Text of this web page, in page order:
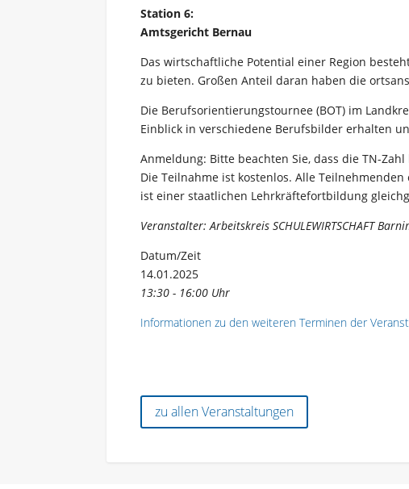
Station 6:
Amtsgericht Bernau
Das wirtschaftliche Potential einer Region
zu bieten. Großen Anteil daran haben die
Die Berufsorientierungstournee (BOT) im
Einblick in verschiedene Berufsbilder erhalten
Anmeldung: Bitte beachten Sie, dass die TN-
Die Teilnahme ist kostenlos. Alle
ist einer staatlichen Lehrkräftefortbildung
Veranstalter: Arbeitskreis SCHULEWIRTSCHAFT
Datum/Zeit
14.01.2025
13:30 - 16:00 Uhr
Informationen zu den weiteren Terminen der
zu allen Veranstaltungen